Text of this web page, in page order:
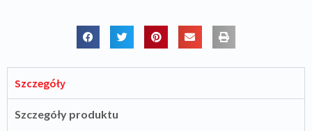
Szczegóły
Szczegóły produktu